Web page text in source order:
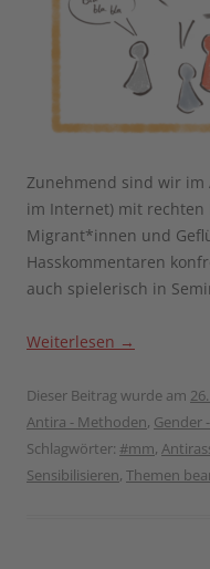
Zunehmend sind wir im
im Internet) mit
Migrant*innen und
Hasskommentaren
auch spielerisch in
Weiterlesen →
Dieser Beitrag wurde am
Antira - Methoden, Gender
Schlagwörter: #mm,
Sensibilisieren, Themen